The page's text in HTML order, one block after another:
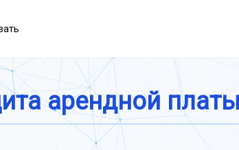
арендной платы